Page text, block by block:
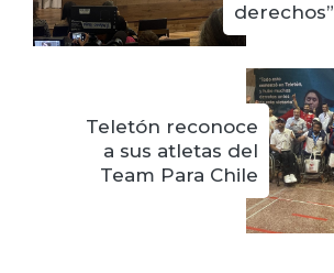
derechos”
Teletón reconoce
a sus atletas del
Team Para Chile